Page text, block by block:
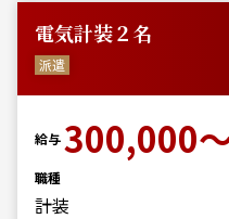
電気計装２名
派遣
給与300,000
職種
計装